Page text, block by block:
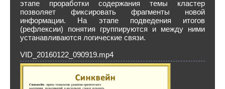
этапе проработки содержания темы кластер
позволяет фиксировать фрагменты новой
информации. На этапе подведения итогов
(рефлексии) понятия группируются и между ними
устанавливаются логические связи.
VID_20160122_090919.mp4